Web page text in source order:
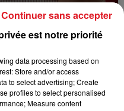
LA
est notre priorité
data processing based on
Store and/or access
to select advertising; Create
profiles to select personalised
Measure content
Continuer sans accepter